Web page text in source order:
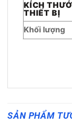
KÍCH
THIẾT BỊ
Khối lượng
SẢN PHẨM